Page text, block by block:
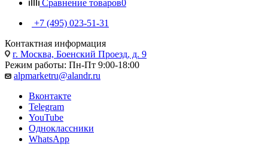
Сравнение товаров0
+7 (495) 023-51-31
Контактная информация
г. Москва, Боенский Проезд, д. 9
Режим работы: Пн-Пт 9:00-18:00
alpmarketru@alandr.ru
Вконтакте
Telegram
YouTube
Одноклассники
WhatsApp